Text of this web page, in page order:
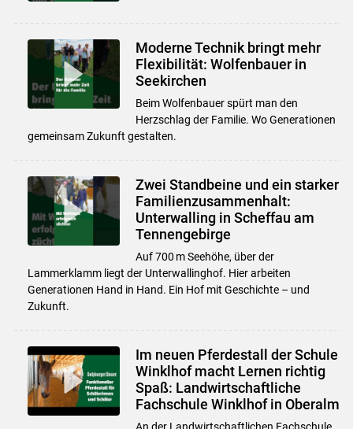
Moderne Technik bringt mehr
Flexibilität: Wolfenbauer in
Seekirchen
Beim Wolfenbauer spürt man den
Herzschlag der Familie. Wo Generationen
gemeinsam Zukunft gestalten.
Zwei Standbeine und ein starker
Familienzusammenhalt:
Unterwalling in Scheffau am
Tennengebirge
Auf 700 m Seehöhe, über der
Lammerklamm liegt der Unterwallinghof. Hier arbeiten
Generationen Hand in Hand. Ein Hof mit Geschichte – und
Zukunft.
Im neuen Pferdestall der Schule
Winklhof macht Lernen richtig
Spaß: Landwirtschaftliche
Fachschule Winklhof in Oberalm